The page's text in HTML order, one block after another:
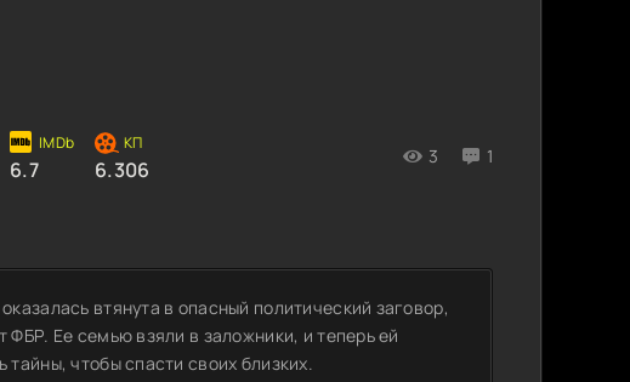
6.7 6.306
3 1
втянута в опасный политический заговор,
ФБР. Ее семью взяли в заложники, и теперь ей
тайны, чтобы спасти своих близких.